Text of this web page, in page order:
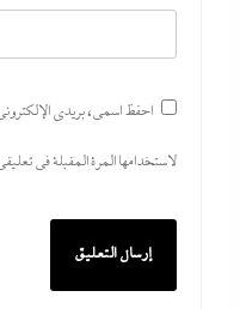
احفظ اسمي، بريدي
لاستخدامها المرة المقبلة في